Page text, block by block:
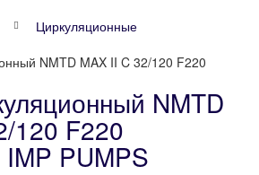
Циркуляционные
NMTD MAX II C 32/120 F220
NMTD
120 F220
PUMPS